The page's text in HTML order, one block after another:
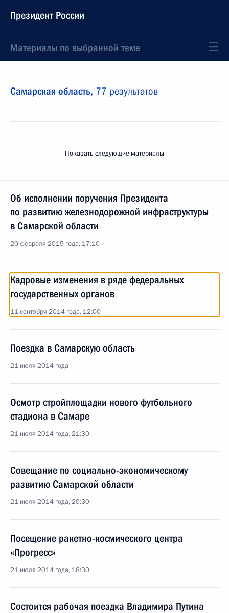
Президент России
Материалы по выбранной теме
Самарская область, 77 результатов
Показать следующие материалы
Об исполнении поручения Президента
по развитию железнодорожной инфраструктуры
в Самарской области
20 февраля 2015 года, 17:10
Кадровые изменения в ряде федеральных
государственных органов
11 сентября 2014 года, 12:00
Поездка в Самарскую область
21 июля 2014 года
Осмотр стройплощадки нового футбольного
стадиона в Самаре
21 июля 2014 года, 21:30
Совещание по социально-экономическому
развитию Самарской области
21 июля 2014 года, 20:30
Посещение ракетно-космического центра
«Прогресс»
21 июля 2014 года, 18:30
Состоится рабочая поездка Владимира Путина